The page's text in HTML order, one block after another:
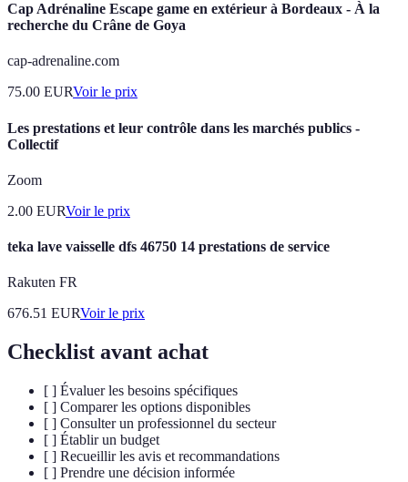
Cap Adrénaline Escape game en extérieur à Bordeaux - À la
recherche du Crâne de Goya
cap-adrenaline.com
75.00 EURVoir le prix
Les prestations et leur contrôle dans les marchés publics -
Collectif
Zoom
2.00 EURVoir le prix
teka lave vaisselle dfs 46750 14 prestations de service
Rakuten FR
676.51 EURVoir le prix
Checklist avant achat
[ ] Évaluer les besoins spécifiques
[ ] Comparer les options disponibles
[ ] Consulter un professionnel du secteur
[ ] Établir un budget
[ ] Recueillir les avis et recommandations
[ ] Prendre une décision informée